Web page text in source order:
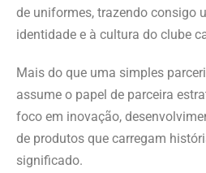
de uniformes, trazendo consigo
identidade e à cultura do clube
Mais do que uma simples
assume o papel de parceira
foco em inovação,
de produtos que carregam
significado.